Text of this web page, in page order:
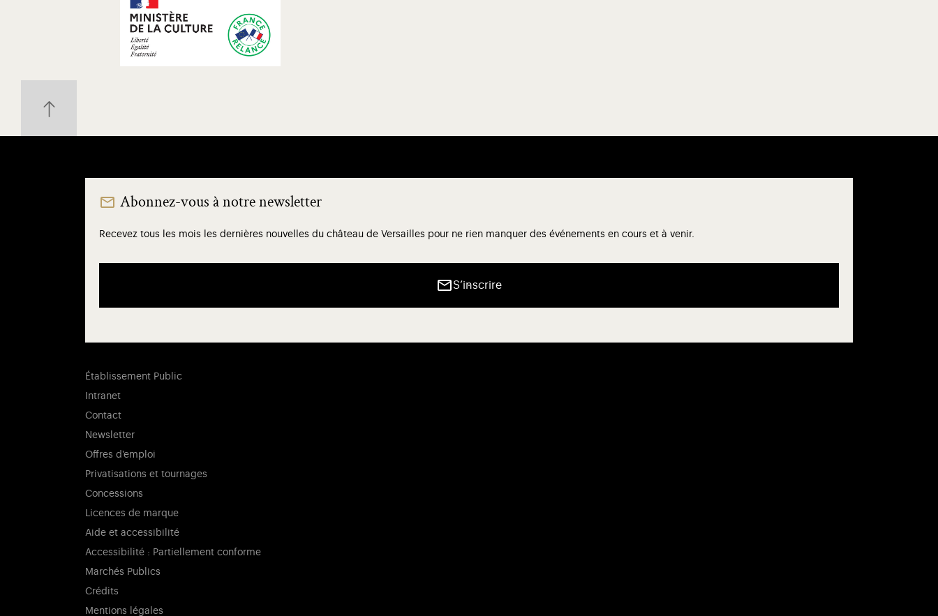
Abonnez-vous à notre newsletter
Recevez tous les mois les dernières nouvelles du château de Versailles pour ne rien manquer des événements en cours et à venir.
S’inscrire
Établissement Public
Intranet
Contact
Newsletter
Offres d'emploi
Privatisations et tournages
Concessions
Licences de marque
Aide et accessibilité
Accessibilité : Partiellement conforme
Marchés Publics
Crédits
Mentions légales